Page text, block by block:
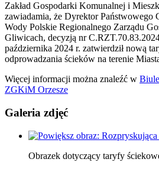
Zakład Gospodarki Komunalnej i
zawiadamia, że Dyrektor Państwowego
Wody Polskie Regionalnego Zarządu
Gliwicach, decyzją nr
października 2024 r. zatwierdził nową
odprowadzania ścieków na terenie
Więcej informacji można znaleźć w
ZGKiM Orzesze
Galeria zdjęć
Obrazek dotyczący taryfy